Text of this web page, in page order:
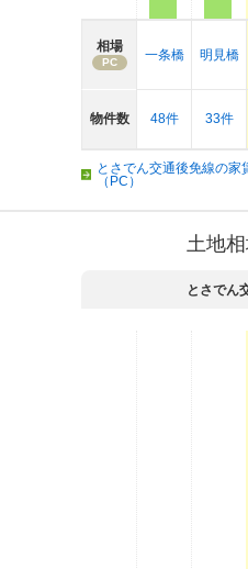
相場
PC
物件数
一条橋
48件
明見橋
33件
とさでん交通後免線の家
（PC）
土地
とさでん